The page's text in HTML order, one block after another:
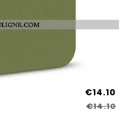
€14.10
€14.10